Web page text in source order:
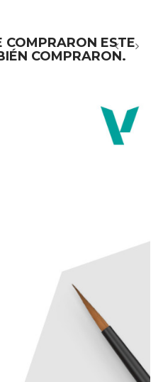
COMPRARON ESTE
COMPRARON.